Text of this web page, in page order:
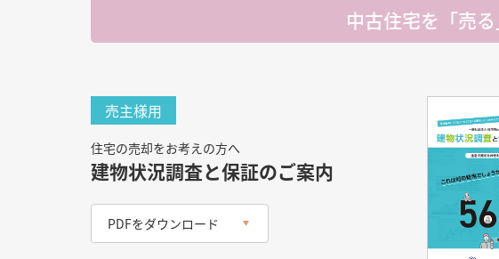
中古住宅を「売
売主様用
住宅の売却をお考えの方へ
建物状況調査と保証のご案内
PDFをダウンロード